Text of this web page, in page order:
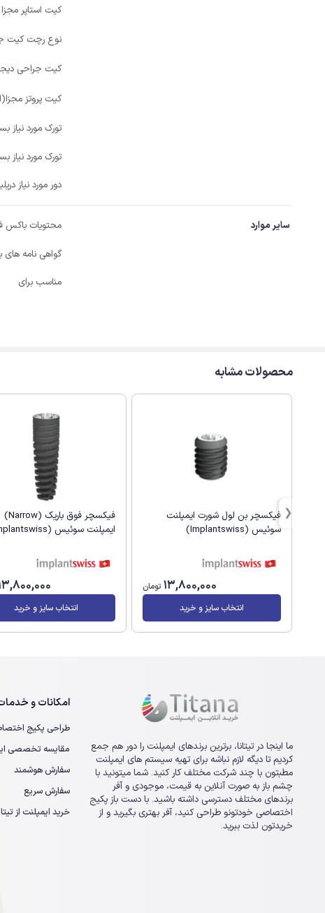
کیت استاپر مجزا
نوع رچت کیت
کیت جراحی
کیت پروتز
تورک مورد نیاز
تورک مورد نیاز
دور مورد نیاز
سایر موارد محتویات باکس
گواهی نامه های
مناسب برای
محصولات مشابه
فیکسچر بن لول شورت ایمپلنت
سوئیس (Implantswiss)
13,800,000 تومان
انتخاب سایز و خرید
فیکسچر فوق باریک (Narrow)
ایمپلنت سوئیس (Implantswiss)
انتخاب سایز و خرید
ما اینجا در تیتانا، برترین برندهای ایمپلنت را دور هم جمع
کردیم تا دیگه لازم نباشه برای تهیه سیستم های ایمپلنت
مطبتون با چند شرکت مختلف کار کنید. شما میتونید با
چشم باز به صورت آنلاین به قیمت، موجودی و آفر
برندهای مختلف دسترسی داشته باشید. با دست باز پکیج
اختصاصی خودتونو طراحی کنید، آفر بهتری بگیرید و از
خریدتون لذت ببرید.
امکانات و خدمات
طراحی پکیج
مقایسه تخصصی
سفارش هوشمند
سفارش سریع
خرید ایمپلنت از